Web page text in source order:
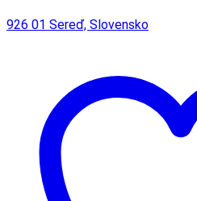
926 01 Sereď, Slovensko